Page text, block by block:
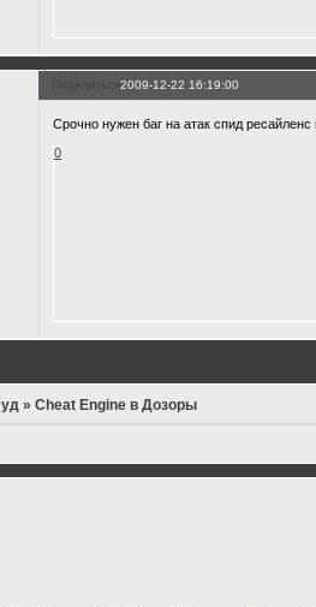
Поделиться2009-12-22 16:19:00
Срочно нужен баг на атак спид
0
»Cheat Engine в Дозоры